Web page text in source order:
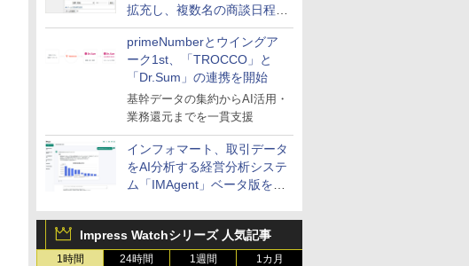
拡充し、複数名の商談日程調
整を効率化
primeNumberとウイングア
ーク1st、「TROCCO」と
「Dr.Sum」の連携を開始
基幹データの集約からAI活用・
業務還元までを一貫支援
インフォマート、取引データ
をAI分析する経営分析システ
ム「IMAgent」ベータ版を提
Impress Watchシリーズ 人気記事
1時間 24時間 1週間 1カ月